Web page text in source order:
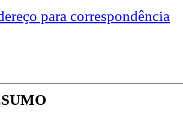
para correspondência